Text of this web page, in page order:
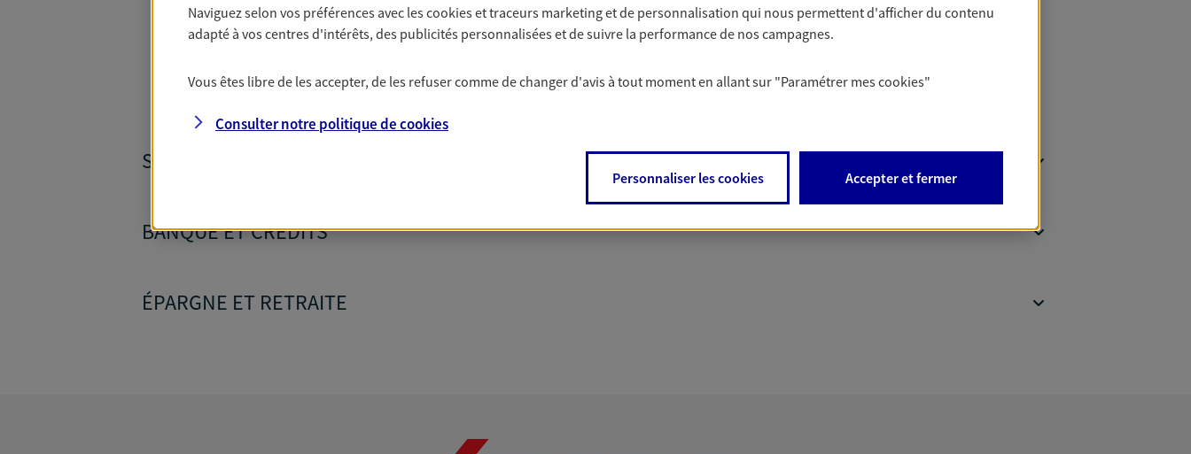
PARTICULIERS PRO & ENTREPRISES
SANTÉ ET PRÉVOYANCE
BANQUE ET CRÉDITS
ÉPARGNE ET RETRAITE
Naviguez selon vos préférences avec lescookies et traceurs marketing et de personnalisation qui nous permettent d'afficher du contenu
adapté à vos centres d'intérêts, des publicités personnalisées et de suivre la performance de nos campagnes.
Vous êtes libre de les accepter, de les refuser comme de changer d'avis à tout moment en allant sur "Paramétrer mescookies"
Consulter notre politique decookies
Personnaliser les cookies Accepter et fermer